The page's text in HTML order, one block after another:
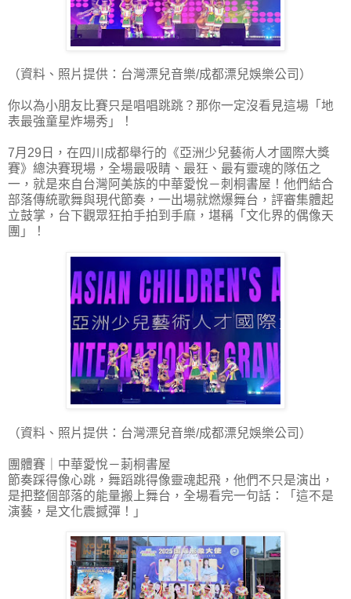
（資料、照片提供：台灣漂兒音樂/成都漂兒娛樂公司）
你以為小朋友比賽只是唱唱跳跳？那你一定沒看見這場「地
表最強童星炸場秀」！
7月29日，在四川成都舉行的《亞洲少兒藝術人才國際大獎
賽》總決賽現場，全場最吸睛、最狂、最有靈魂的隊伍之
一，就是來自台灣阿美族的中華愛悅－刺桐書屋！他們結合
部落傳統歌舞與現代節奏，一出場就燃爆舞台，評審集體起
立鼓掌，台下觀眾狂拍手拍到手麻，堪稱「文化界的偶像天
團」！
（資料、照片提供：台灣漂兒音樂/成都漂兒娛樂公司）
團體賽｜中華愛悅－莿桐書屋
節奏踩得像心跳，舞蹈跳得像靈魂起飛，他們不只是演出，
是把整個部落的能量搬上舞台，全場看完一句話：「這不是
演藝，是文化震撼彈！」